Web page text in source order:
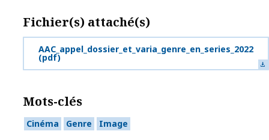
Fichier(s) attaché(s)
AAC_appel_dossier_et_varia_genre_en_series_2022
(pdf)
Mots-clés
Cinéma Genre Image